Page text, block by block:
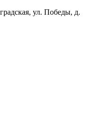
ул. Победы, д.